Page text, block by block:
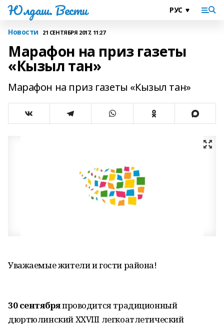
Юлдаш. Вести
Новости 21 СЕНТЯБРЯ 2017, 11:27
Марафон на приз газеты
«Кызыл тан»
Марафон на приз газеты «Кызыл тан»
Уважаемые жители и гости района!
30 сентябряпроводится традиционный
дюртюлинский XXVIII легкоатлетический